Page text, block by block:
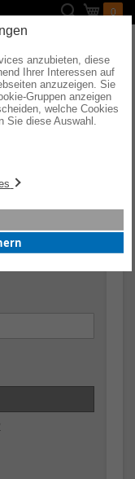
Mein
0
Suche
mit Ihrer E-Mail-
anzubieten, diese
Ihrer Interessen auf
anzuzeigen. Sie
Gruppen anzeigen
welche Cookies
diese Auswahl.
Sie in die
erhalten Sie nach